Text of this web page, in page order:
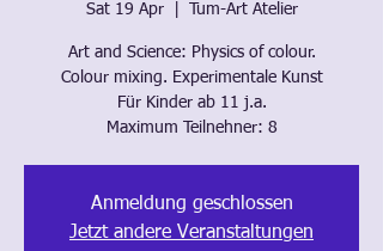
Sat 19 Apr
  |
Tum-Art Atelier
Art and Science: Physics of colour.
Colour mixing. Experimentale Kunst
Für Kinder ab 11 j.a.
Anmeldung geschlossen
Jetzt andere Veranstaltungen